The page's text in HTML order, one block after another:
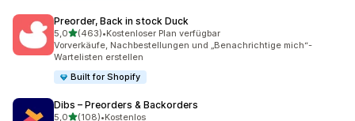
Preorder, Back in stock Duck
5,0von 5 Sternen
(463)
463 Rezensionen insgesamt
•Kostenloser Plan verfügbar
Vorverkäufe, Nachbestellungen und „Benachrichtige mich“-
Wartelisten erstellen
Built for Shopify
Dibs – Preorders & Backorders
5,0von 5 Sternen
(108)•Kostenlos